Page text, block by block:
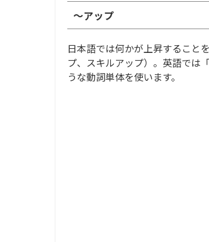
～アップ
日本語では何かが上昇すること
プ、スキルアップ）。英語では「
うな動詞単体を使います。